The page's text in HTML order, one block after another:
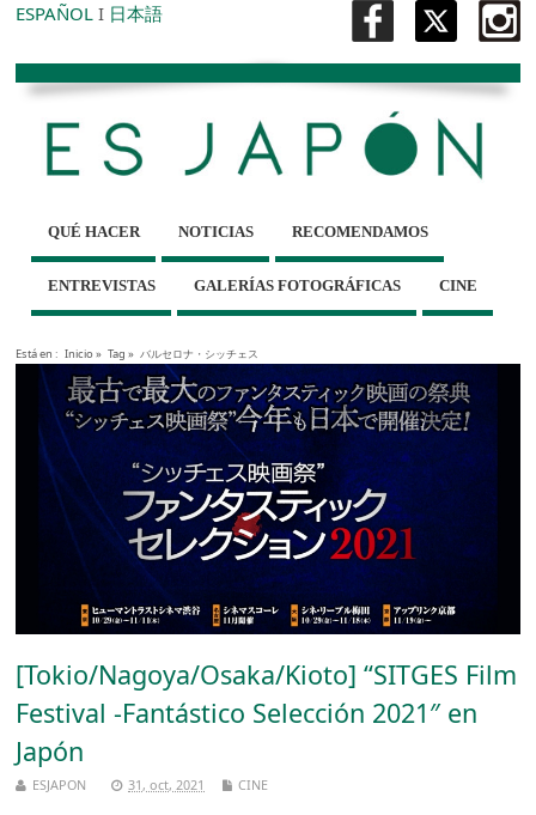
ESPAÑOL I 日本語
QUÉ HACER NOTICIAS RECOMENDAMOS
ENTREVISTAS GALERÍAS FOTOGRÁFICAS CINE
Está en : Inicio» Tag » バルセロナ・シッチェス
[Tokio/Nagoya/Osaka/Kioto] “SITGES Film
Festival -Fantástico Selección 2021″ en
Japón
ESJAPON 31, oct, 2021 CINE